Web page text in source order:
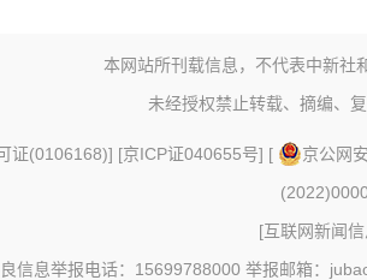
本网站所刊载信息，不代表中新社
未经授权禁止转载、摘编、
证(0106168)] [京ICP证040655号] [
京公网
[互联网新闻
信息举报电话：15699788000 举报邮箱：